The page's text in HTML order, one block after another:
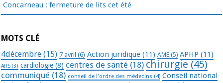
Concarneau : fermeture de lits cet été
MOTS CLÉ
4décembre (15) 7 avril (6) Action juridique (11) AME (5) APHP (11)
ARS (3) cardiologie (8) centres de santé (18) chirurgie (45)
communiqué (18) conseil de l'ordre des médecins (4) Conseil national